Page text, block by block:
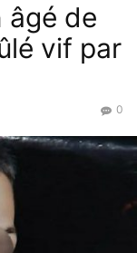
âgé de
vif par
0